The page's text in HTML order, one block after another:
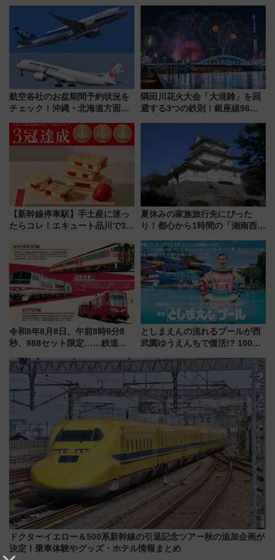
杯……工場直送生ビールや島グ
ルメが美味い
プン。もつ鍋風など限定メニュ
ーも
航空各社のお盆期間予約状況を
チェック！沖縄・北海道方面は
日は？
隅田川花火大会「大混雑」を回
避する3つの鉄則！銀座線96本
【新幹線停車駅】手土産に迷っ
たらコレ！エキュート品川で3年
産スイーツとは？
夏休みの家族旅行先にぴった
り！都心から1時間の「湘南西エ
島とは異なる魅力を持つ今夏の
注目スポット
令和8年8月8日、午前8時8分8
秒、888セット限定……鉄道各
たち
としまえんの流れるプールが西
武園ゆうえんちで復活!? 100周
イダー」に注目 2026年夏は所
沢へ遊びに行こう
ドクターイエロー＆500系新幹線の引退記念ツアー秋の追加企画が
決定！乗車体験やグッズ・ホテル情報まとめ